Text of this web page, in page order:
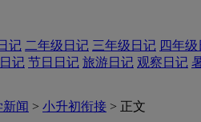
记 二年级日记 三年级日记 四年
记 节日日记 旅游日记 观察日记
闻 > 小升初衔接 > 正文